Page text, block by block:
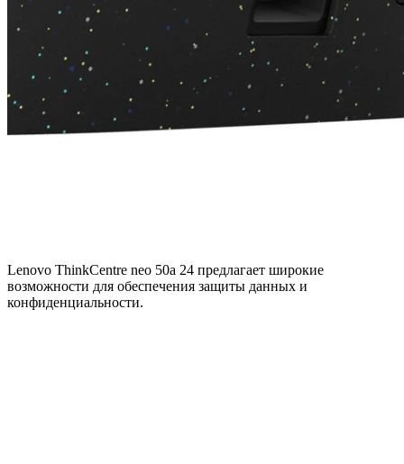
Lenovo ThinkCentre neo 50a 24 предлагает широкие
возможности для обеспечения защиты данных и
конфиденциальности.